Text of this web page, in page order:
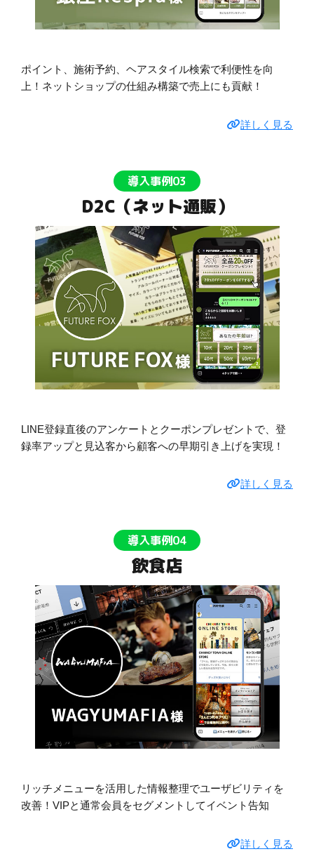
ポイント、施術予約、ヘアスタイル検索で利便性を向
上！ネットショップの仕組み構築で売上にも貢献！
詳しく見る
導入事例03
D2C（ネット通販）
LINE登録直後のアンケートとクーポンプレゼントで、登
録率アップと見込客から顧客への早期引き上げを実現！
詳しく見る
導入事例04
飲食店
リッチメニューを活用した情報整理でユーザビリティを
改善！VIPと通常会員をセグメントしてイベント告知
詳しく見る